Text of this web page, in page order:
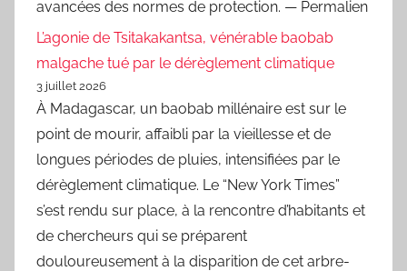
avancées des normes de protection. — Permalien
L’agonie de Tsitakakantsa, vénérable baobab
malgache tué par le dérèglement climatique
3 juillet 2026
À Madagascar, un baobab millénaire est sur le
point de mourir, affaibli par la vieillesse et de
longues périodes de pluies, intensifiées par le
dérèglement climatique. Le “New York Times”
s’est rendu sur place, à la rencontre d’habitants et
de chercheurs qui se préparent
douloureusement à la disparition de cet arbre-